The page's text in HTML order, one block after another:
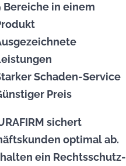
Partner
Kontakt
Pflege ABC
Bereiche in einem
Schaden-Service
Preis
sichert
optimal ab.
ein Rechtsschutz-